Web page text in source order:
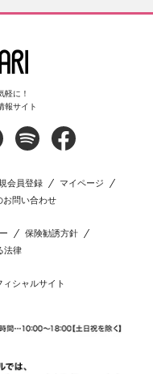
軽に！
報サイト
会員登録
マイページ
お問い合わせ
保険勧誘方針
法律
ィシャルサイト